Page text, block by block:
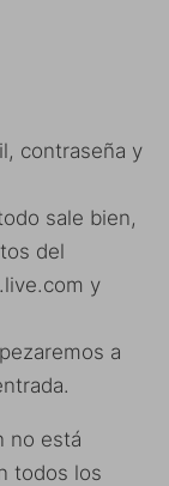
contraseña y
sale bien,
del
y
a
no está
todos los